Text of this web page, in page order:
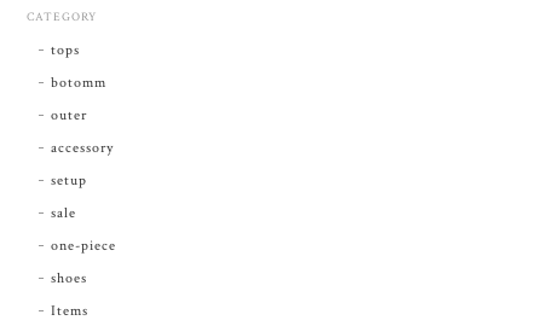
CATEGORY
tops
botomm
outer
accessory
setup
sale
one-piece
shoes
Items